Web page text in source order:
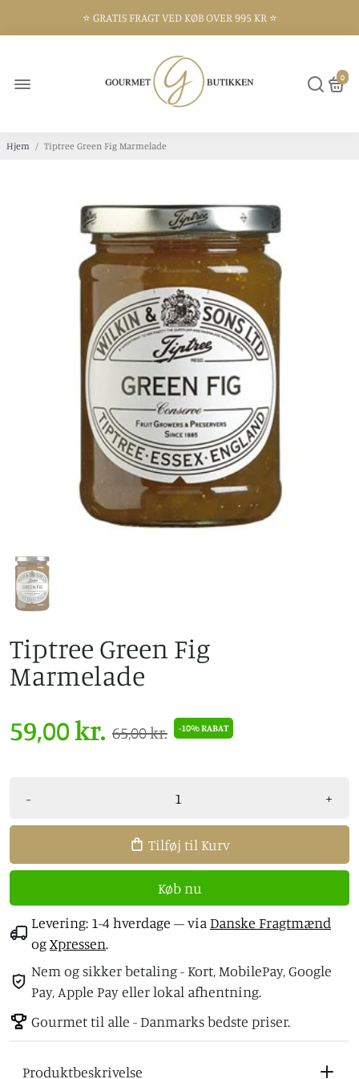
⭐️ GRATIS FRAGT VED KØB OVER 995 KR ⭐️
0
Hjem / Tiptree Green Fig Marmelade
Tiptree Green Fig
Marmelade
59,00 kr. 65,00 kr. -10% RABAT
- +
Tilføj til Kurv
Køb nu
Levering: 1-4 hverdage – via Danske Fragtmænd
ogXpressen.
Nem og sikker betaling - Kort, MobilePay, Google
Pay, Apple Pay eller lokal afhentning.
Gourmet til alle - Danmarks bedste priser.
Produktbeskrivelse